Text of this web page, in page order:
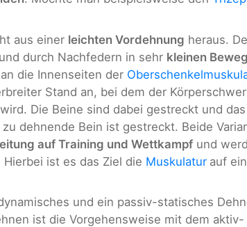
aus einer leichten Vordehnung heraus.
durch Nachfedern in sehr kleinen
die Innenseiten der
Stand an, bei dem der
Die Beine sind dabei gestreckt und
dehnende Bein ist gestreckt. Beide
auf Training und Wettkampf und
ist es das Ziel die Muskulatur auf
und ein passiv-statisches
ist die Vorgehensweise mit dem aktiv-